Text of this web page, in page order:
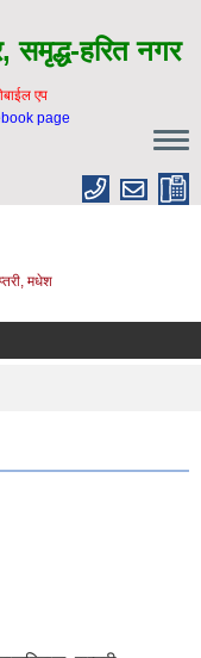
समृद्ध-हरित नगर
एप
page
मधेश